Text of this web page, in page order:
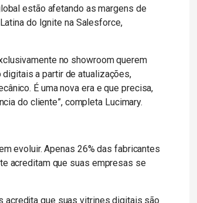
estão afetando as margens de
do Ignite na Salesforce,
no showroom querem
a partir de atualizações,
É uma nova era e que precisa,
do cliente”, completa Lucimary.
evoluir. Apenas 26% das fabricantes
acreditam que suas empresas se
acredita que suas vitrines digitais são